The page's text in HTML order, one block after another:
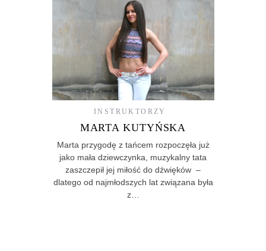
INSTRUKTORZY
MARTA KUTYŃSKA
Marta przygodę z tańcem rozpoczęła już
jako mała dziewczynka, muzykalny tata
zaszczepił jej miłość do dźwięków –
dlatego od najmłodszych lat związana była
z…